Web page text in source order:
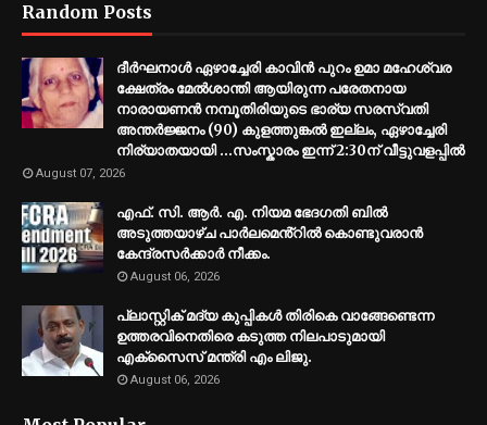
Random Posts
ദീർഘനാൾ ഏഴാച്ചേരി കാവിൻ പുറം ഉമാ മഹേശ്വര
ക്ഷേത്രം മേൽശാന്തി ആയിരുന്ന പരേതനായ
നാരായണൻ നമ്പൂതിരിയുടെ ഭാര്യ സരസ്വതി
അന്തർജ്ജനം (90) കുളത്തുങ്കൽ ഇല്ലം, ഏഴാച്ചേരി
നിര്യാതയായി ...സംസ്കാരം ഇന്ന് 2:30ന് വീട്ടുവളപ്പിൽ
August 07, 2026
എഫ്. സി. ആർ. എ. നിയമ ഭേദഗതി ബിൽ
അടുത്തയാഴ്ച പാർലമെൻ്റിൽ കൊണ്ടുവരാൻ
കേന്ദ്രസർക്കാർ നീക്കം.
August 06, 2026
പ്ലാസ്റ്റിക് മദ്യ കുപ്പികൾ തിരികെ വാങ്ങേണ്ടെന്ന
ഉത്തരവിനെതിരെ കടുത്ത നിലപാടുമായി
എക്സൈസ് മന്ത്രി എം ലിജു.
August 06, 2026